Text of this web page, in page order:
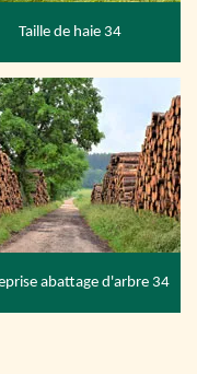
Taille de haie 34
abattage d'arbre 34